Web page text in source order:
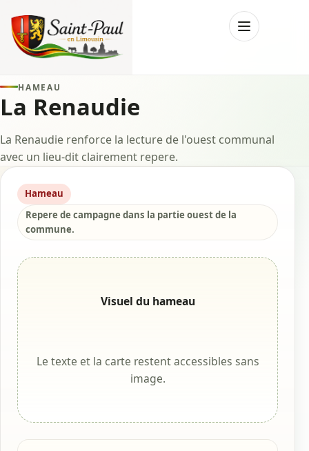
Menu
HAMEAU
La Renaudie
La Renaudie renforce la lecture de l'ouest communal
avec un lieu-dit clairement repere.
Hameau
Repere de campagne dans la partie ouest de la
commune.
Visuel du hameau
Le texte et la carte restent accessibles sans
image.